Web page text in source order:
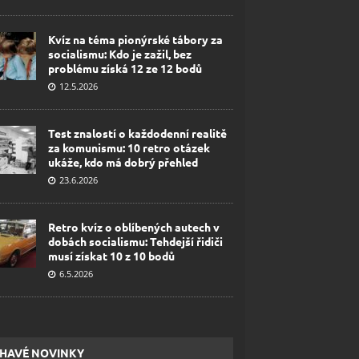
Kvíz na téma pionýrské tábory za
socialismu: Kdo je zažil, bez
problému získá 12 ze 12 bodů
12.5.2026
Test znalostí o každodenní realitě
za komunismu: 10 retro otázek
ukáže, kdo má dobrý přehled
23.6.2026
Retro kvíz o oblíbených autech v
dobách socialismu: Tehdejší řidiči
musí získat 10 z 10 bodů
6.5.2026
NOVINKY